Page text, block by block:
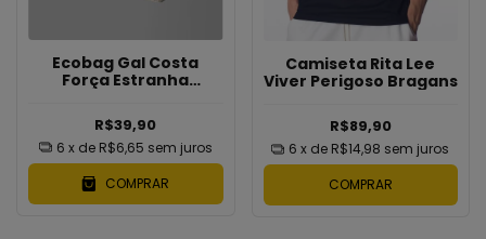
Ecobag Gal Costa
Força Estranha
R$39,90
6 x de R$6,65 sem juros
COMPRAR
Camiseta Rita Lee
Viver Perigoso Bragans
R$89,90
6 x de R$14,98 sem juros
COMPRAR